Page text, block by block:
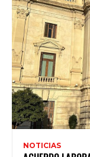
NOTICIAS